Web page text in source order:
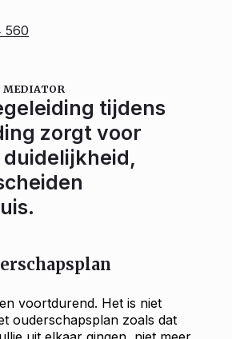
560
MEDIATOR
tijdens
zorgt voor
voortdurend. Het is niet
ouderschapsplan zoals dat